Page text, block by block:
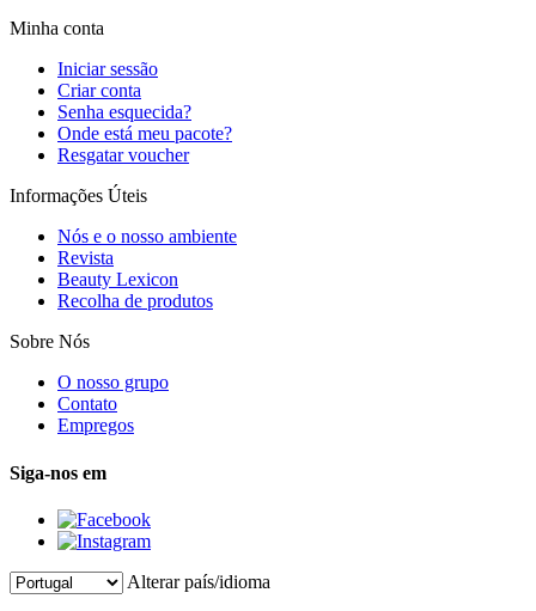
Minha conta
Iniciar sessão
Criar conta
Senha esquecida?
Onde está meu pacote?
Resgatar voucher
Informações Úteis
Nós e o nosso ambiente
Revista
Beauty Lexicon
Recolha de produtos
Sobre Nós
O nosso grupo
Contato
Empregos
Siga-nos em
Alterar país/idioma